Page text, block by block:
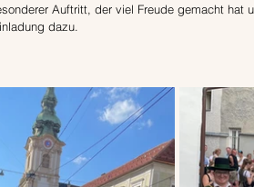
Auftritt, der viel Freude gemacht hat
dazu.